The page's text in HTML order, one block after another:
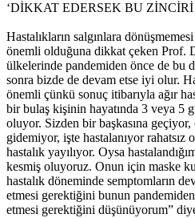
‘DİKKAT EDERSEK BU
Hastalıkların salgınlara
önemli olduğuna dikkat çeken Prof.
ülkelerinde pandemiden önce de bu
sonra bizde de devam etse iyi olur.
önemli çünkü sonuç itibarıyla ağır
bir bulaş kişinin hayatında 3 veya 5
oluyor. Sizden bir başkasına
gidemiyor, işte hastalanıyor
hastalık yayılıyor. Oysa
kesmiş oluyoruz. Onun için maske
hastalık döneminde semptomların
etmesi gerektiğini bunun
etmesi gerektiğini düşünüyorum”